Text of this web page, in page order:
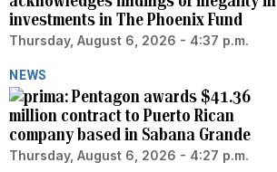
investments in The Phoenix Fund
Thursday, August 6, 2026 - 4:37 p.m.
NEWS
Pentagon awards $41.36
million contract to Puerto Rican
company based in Sabana Grande
Thursday, August 6, 2026 - 4:27 p.m.